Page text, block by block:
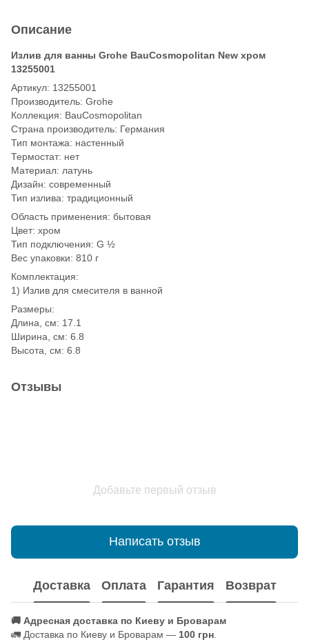
Описание
Излив для ванны Grohe BauCosmopolitan New хром
13255001
Артикул: 13255001
Производитель: Grohe
Коллекция: BauCosmopolitan
Страна производитель: Германия
Тип монтажа: настенный
Термостат: нет
Материал: латунь
Дизайн: современный
Тип излива: традиционный
Область применения: бытовая
Цвет: хром
Тип подключения: G ½
Вес упаковки: 810 г
Комплектация:
1) Излив для смесителя в ванной
Размеры:
Длина, см: 17.1
Ширина, см: 6.8
Высота, см: 6.8
Отзывы
Добавьте первый отзыв
Написать отзыв
Доставка Оплата Гарантия Возврат
🚚 Адресная доставка по Киеву и Броварам
🚛 Доставка по Киеву и Броварам — 100 грн